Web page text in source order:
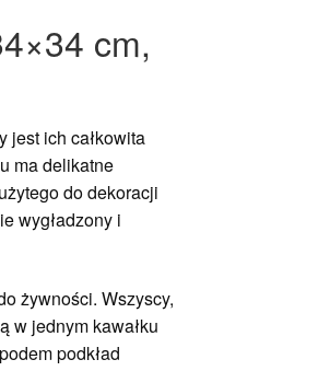
cm,
jest ich całkowita
ma delikatne
do dekoracji
wygładzony i
żywności. Wszyscy,
w jednym kawałku
podkład